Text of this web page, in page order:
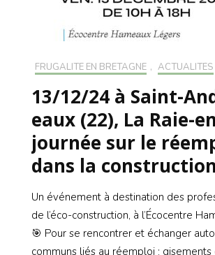
FRUGALITÉ EN BRETAGNE , ACTUALITÉS
13/12/24 à Saint-
eaux (22), La Raie-
journée sur le
dans la construction
Un événement à destination des
de l’éco-construction, à l’Écocentre
🎯 Pour se rencontrer et échanger
communs liés au réemploi : gisements